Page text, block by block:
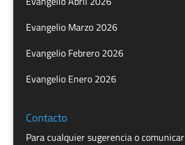
Evangelio Marzo 2026
Evangelio Febrero 2026
Evangelio Enero 2026
Contacto
Para cualquier sugerencia o comunicar